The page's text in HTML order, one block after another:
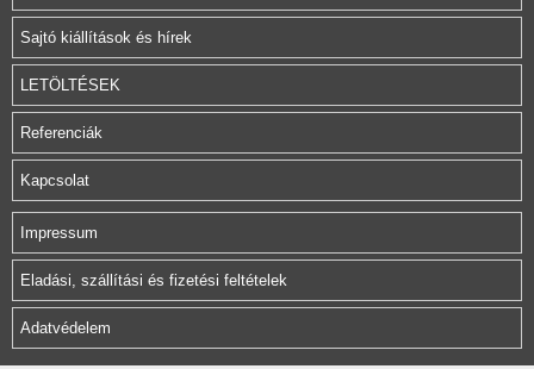
Sajtó kiállítások és hírek
LETÖLTÉSEK
Referenciák
Kapcsolat
Impressum
Eladási, szállítási és fizetési feltételek
Adatvédelem